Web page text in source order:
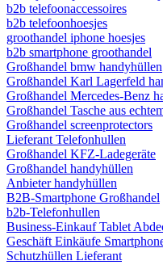
b2b telefoonaccessoires
b2b telefoonhoesjes
groothandel iphone hoesjes
b2b smartphone groothandel
Großhandel bmw handyhüllen
Großhandel Karl Lagerfeld
Großhandel Mercedes-Benz
Großhandel Tasche aus
Großhandel screenprotectors
Lieferant Telefonhullen
Großhandel KFZ-Ladegeräte
Großhandel handyhüllen
Anbieter handyhüllen
B2B-Smartphone Großhandel
b2b-Telefonhullen
Business-Einkauf Tablet
Geschäft Einkäufe
Schutzhüllen Lieferant